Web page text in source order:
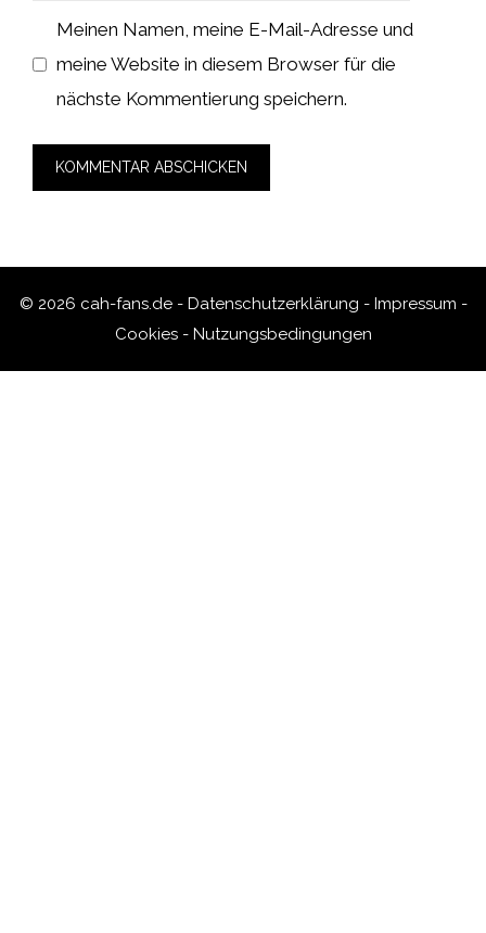
Meinen Namen, meine E-Mail-Adresse und
meine Website in diesem Browser für die
nächste Kommentierung speichern.
© 2026 cah-fans.de - Datenschutzerklärung - Impressum -
Cookies- Nutzungsbedingungen